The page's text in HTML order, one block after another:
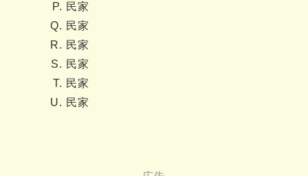
民家
民家
民家
民家
民家
民家